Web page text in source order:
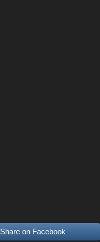
Share on Facebook